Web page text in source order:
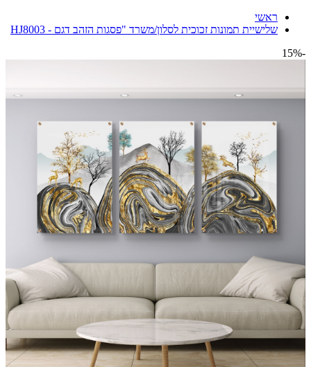
ראשי
שלישיית תמונות זכוכית לסלון/משרד "פסגות הזהב דגם - HJ8003
-15%